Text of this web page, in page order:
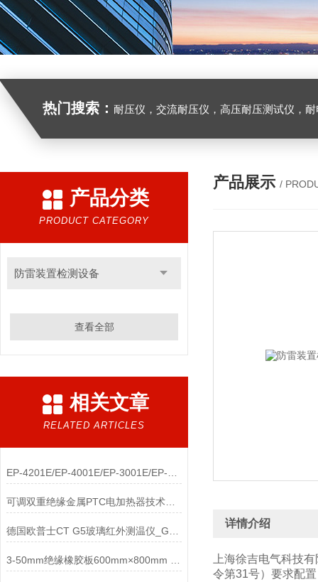
热门搜索： 耐压仪，交流耐压仪，高压耐压测试仪，
产品分类
PRODUCT CATEGORY
防雷装置检测设备
查看全部
相关文章
RELATED ARTICLES
可调双重绝缘金属PTC电加热器技术要求
产品展示 /
详情介绍
上海徐吉电气科技
令第31号）要求配